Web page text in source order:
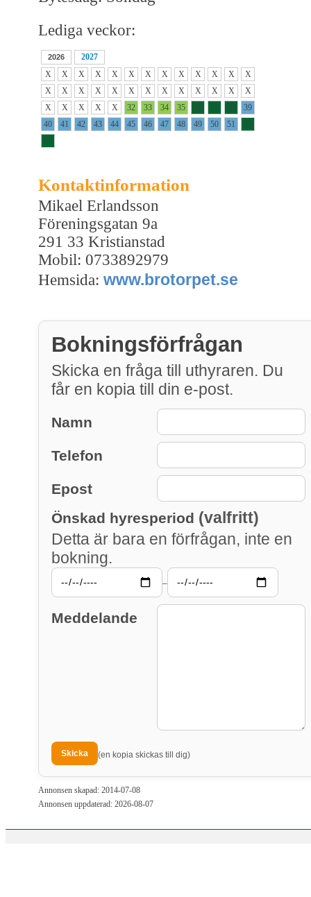
Lediga veckor:
2026
2027
X
X X X X X X X X X X X
X
X
X X X X X X X X X X X
X
X
X X X X 32 33 34 35 36 37 38
39
40
41 42 43 44 45 46 47 48 49 50 51
52
53
Kontaktinformation
Mikael Erlandsson
Föreningsgatan 9a
291 33 Kristianstad
Mobil: 0733892979
Hemsida: www.brotorpet.se
Bokningsförfrågan
Skicka en fråga till uthyraren. Du
får en kopia till din e-post.
Namn
Telefon
Epost
Önskad hyresperiod (valfritt)
Detta är bara en förfrågan, inte en
bokning.
–
Meddelande
(en kopia skickas till dig)
Annonsen skapad: 2014-07-08
Annonsen uppdaterad: 2026-08-07